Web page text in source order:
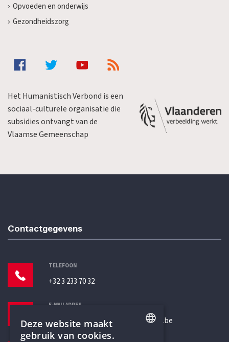
Opvoeden en onderwijs
Gezondheidszorg
Het Humanistisch Verbond is een
sociaal-culturele organisatie die
subsidies ontvangt van de
Vlaamse Gemeenschap
Contactgegevens
TELEFOON
+32 3 233 70 32
E-MAILADRES
secretariaat@humanistischverbond.be
Deze website maakt
gebruik van cookies.